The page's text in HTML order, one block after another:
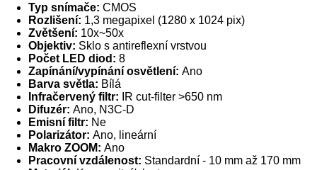
Typ snímače: CMOS
Rozlišení: 1,3 megapixel (1280 x 1024 pix)
Zvětšení: 10x~50x
Objektiv: Sklo s antireflexní vrstvou
Počet LED diod: 8
Zapínání/vypínání osvětlení: Ano
Barva světla: Bílá
Infračervený filtr:
IR cut-filter >650 nm
Difuzér: Ano, N3C-D
Emisní filtr: Ne
Polarizátor: Ano, lineární
Makro ZOOM: Ano
Pracovní vzdálenost: Standardní - 10 mm až 170 mm